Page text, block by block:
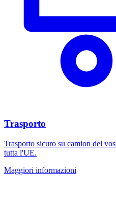
Trasporto
Trasporto sicuro su camion del
tutta l'UE.
Maggiori informazioni